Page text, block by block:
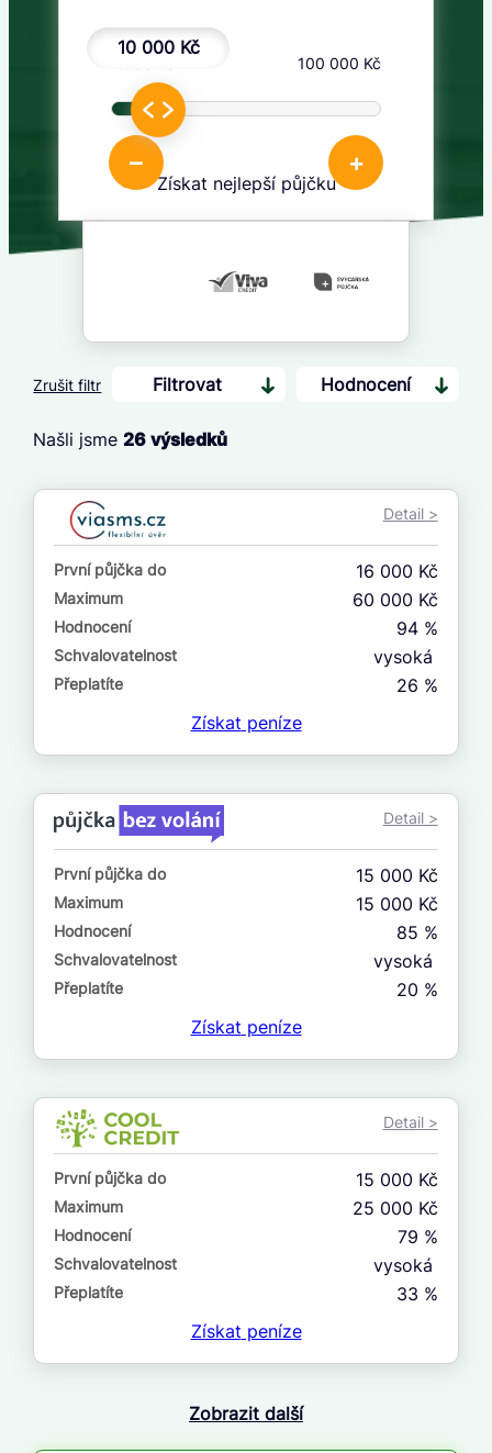
10 000 Kč
– +
100 000 Kč
Získat nejlepší půjčku
Zrušit filtr Filtrovat Hodnocení
Od
Do
První půjčka zdarma
–
ano
Ve zkušebce
ano
ne
V exekuci
ano
ne
V hotovosti
ano
ne
Našli jsme26 výsledků
Detail >
První půjčka do 16 000 Kč
Maximum 60 000 Kč
Hodnocení 94 %
Schvalovatelnost vysoká
Přeplatíte
26 %
Získat peníze
Detail >
První půjčka do 15 000 Kč
Maximum 15 000 Kč
Hodnocení 85 %
Schvalovatelnost vysoká
Přeplatíte
20 %
Získat peníze
Detail >
První půjčka do 15 000 Kč
Maximum 25 000 Kč
Hodnocení 79 %
Schvalovatelnost vysoká
Přeplatíte
33 %
Získat peníze
Zobrazit další